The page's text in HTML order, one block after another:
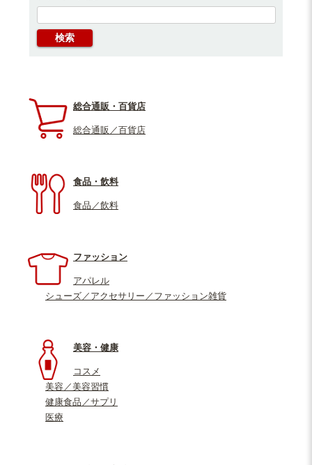
総合通販・百貨店
総合通販／百貨店
食品・飲料
食品／飲料
ファッション
アパレル
シューズ／アクセサリー／ファッション雑貨
美容・健康
コスメ
美容／美容習慣
健康食品／サプリ
医療